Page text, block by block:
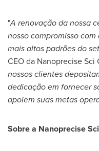
"A renovação da nossa
nosso compromisso
mais altos padrões do
CEO da Nanoprecise Sci
nossos clientes
dedicação em fornecer
apoiem suas metas
Sobre a Nanoprecise